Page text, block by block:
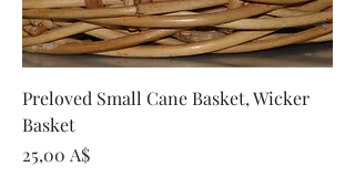
Preloved Small Cane Basket, Wicker
Basket
Τιμή
25,00 A$